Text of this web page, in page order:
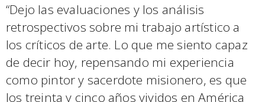
“Dejo las evaluaciones y los análisis
retrospectivos sobre mi trabajo artístico a
los críticos de arte. Lo que me siento capaz
de decir hoy, repensando mi experiencia
como pintor y sacerdote misionero, es que
los treinta y cinco años vividos en América